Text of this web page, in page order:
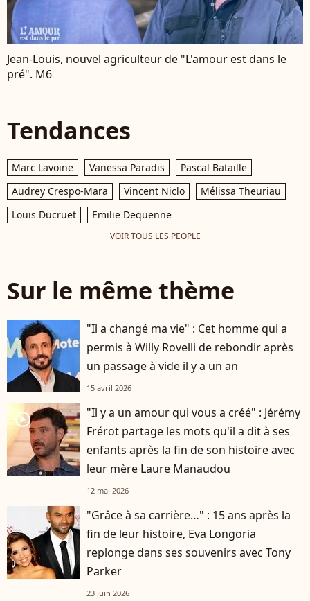
Jean-Louis, nouvel agriculteur de "L'amour est dans le
pré". M6
Tendances
Marc Lavoine Vanessa Paradis
Pascal Bataille
Audrey Crespo-Mara
Vincent Niclo
Mélissa Theuriau
Louis Ducruet
Emilie Dequenne
VOIR TOUS LES PEOPLE
Sur le même thème
"Il a changé ma vie" : Cet homme qui a
permis à Willy Rovelli de rebondir après
un passage à vide il y a un an
15 avril 2026
player2
"Il y a un amour qui vous a créé" : Jérémy
Frérot partage les mots qu'il a dit à ses
enfants après la fin de son histoire avec
leur mère Laure Manaudou
12 mai 2026
"Grâce à sa carrière…" : 15 ans après la
fin de leur histoire, Eva Longoria
replonge dans ses souvenirs avec Tony
Parker
23 juin 2026